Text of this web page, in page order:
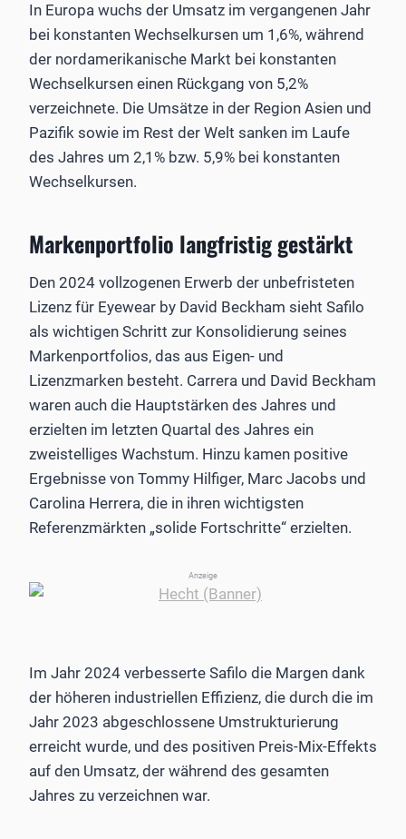
In Europa wuchs der Umsatz im vergangenen Jahr
bei konstanten Wechselkursen um 1,6%, während
der nordamerikanische Markt bei konstanten
Wechselkursen einen Rückgang von 5,2%
verzeichnete. Die Umsätze in der Region Asien und
Pazifik sowie im Rest der Welt sanken im Laufe
des Jahres um 2,1% bzw. 5,9% bei konstanten
Wechselkursen.
Markenportfolio langfristig gestärkt
Den 2024 vollzogenen Erwerb der unbefristeten
Lizenz für Eyewear by David Beckham sieht Safilo
als wichtigen Schritt zur Konsolidierung seines
Markenportfolios, das aus Eigen- und
Lizenzmarken besteht. Carrera und David Beckham
waren auch die Hauptstärken des Jahres und
erzielten im letzten Quartal des Jahres ein
zweistelliges Wachstum. Hinzu kamen positive
Ergebnisse von Tommy Hilfiger, Marc Jacobs und
Carolina Herrera, die in ihren wichtigsten
Referenzmärkten „solide Fortschritte“ erzielten.
Anzeige
Im Jahr 2024 verbesserte Safilo die Margen dank
der höheren industriellen Effizienz, die durch die im
Jahr 2023 abgeschlossene Umstrukturierung
erreicht wurde, und des positiven Preis-Mix-Effekts
auf den Umsatz, der während des gesamten
Jahres zu verzeichnen war.